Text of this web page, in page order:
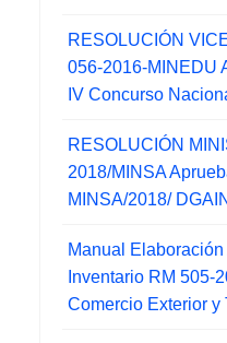
RESOLUCIÓN
056-2016-MINEDU
IV Concurso
RESOLUCIÓN
2018/MINSA
MINSA/2018/
Manual
Inventario RM 505-
Comercio Exterior y